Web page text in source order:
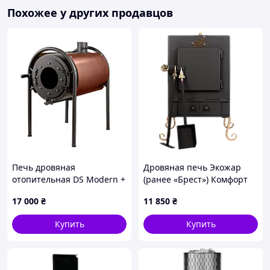
отличный выбор для тех, кто ценит комфорт, качество
Похожее у других продавцов
Печь дровяная
отопительная DS Modern +
17 000 ₴
Купить
Дровяная печь Экожар
(ранее «Брест») Комфорт
11 850 ₴
Купить